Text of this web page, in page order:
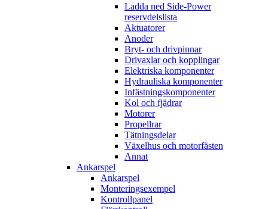
Ladda ned Side-Power
reservdelslista
Aktuatorer
Anoder
Bryt- och drivpinnar
Drivaxlar och kopplingar
Elektriska komponenter
Hydrauliska komponenter
Infästningskomponenter
Kol och fjädrar
Motorer
Propellrar
Tätningsdelar
Växelhus och motorfästen
Annat
Ankarspel
Ankarspel
Monteringsexempel
Kontrollpanel